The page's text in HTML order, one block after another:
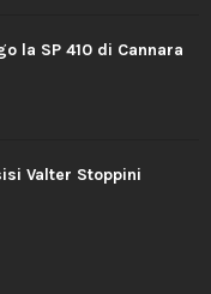
la SP 410 di Cannara
Valter Stoppini